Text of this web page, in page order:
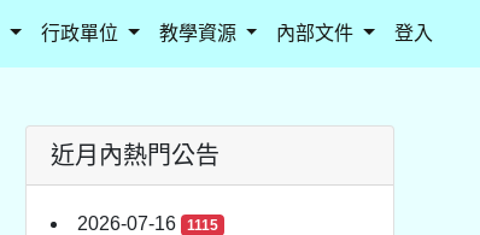
行政單位 教學資源 內部文件 登入
近月內熱門公告
2026-07-16 1115